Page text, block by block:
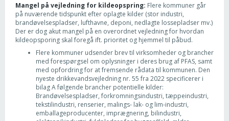
Mangel på vejledning for kildeopspring: Flere kommuner går
på nuværende tidspunkt efter oplagte kilder (stor industri,
brandøvelsespladser, lufthavne, deponi, nedlagte lossepladser mv.)
Der er dog akut mangel på en overordnet vejledning for hvordan
kildeopsporing skal foregå ift. prioritet og hjemmel til påbud.
Flere kommuner udsender brev til virksomheder og brancher
med forespørgsel om oplysninger i deres brug af PFAS, samt
med opfordring for at fremsende rådata til kommunen. Den
nyeste drikkevandsvejledning nr. 55 fra 2022 specificerer i
bilag A følgende brancher potentielle kilder:
Brandøvelsespladser, forkromningsindustri, tæppeindustri,
tekstilindustri, renserier, malings- lak- og lim-industri,
emballageproducenter, imprægnering, bilindustri,